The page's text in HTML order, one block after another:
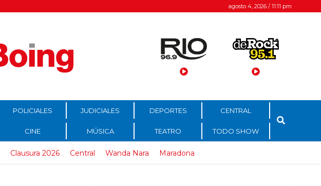
agosto 4, 2026 / 11:11 pm
POLICIALES JUDICIALES DEPORTES CENTRAL
CINE MÚSICA TEATRO TODO SHOW
Clausura 2026 Central Wanda Nara Maradona